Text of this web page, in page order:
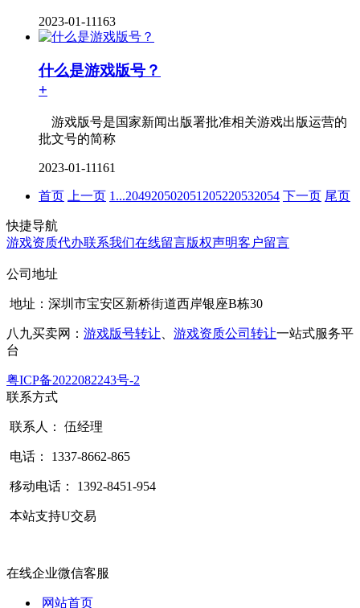
2023-01-11163
什么是游戏版号？
+
游戏版号是国家新闻出版署批准相关游戏出版运营的
批文号的简称
2023-01-11161
首页 上一页 1 ...204920502051 205220532054 下一页 尾页
快捷导航
游戏资质代办联系我们在线留言版权声明客户留言
公司地址
地址：深圳市宝安区新桥街道西岸银座B栋30
八九买卖网： 游戏版号转让 游戏资质公司转让一站式服务平
台
粤ICP备2022082243号-2
联系方式
联系人： 伍经理
电话： 1337-8662-865
移动电话： 1392-8451-954
本站支持U交易
在线企业微信客服
网站首页